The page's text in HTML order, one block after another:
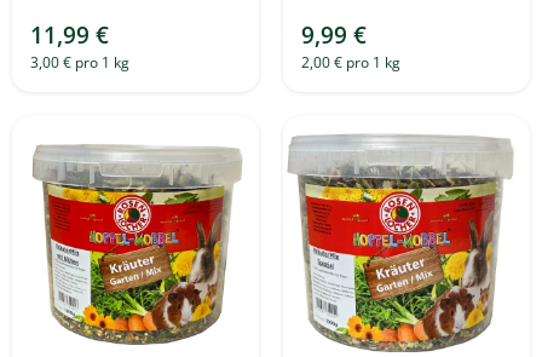
11,99 €
3,00 € pro 1 kg
9,99 €
2,00 € pro 1 kg